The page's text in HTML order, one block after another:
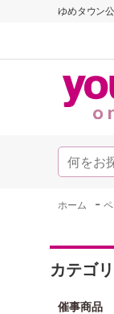
ゆめタウン
ホーム -
カテゴ
催事商品